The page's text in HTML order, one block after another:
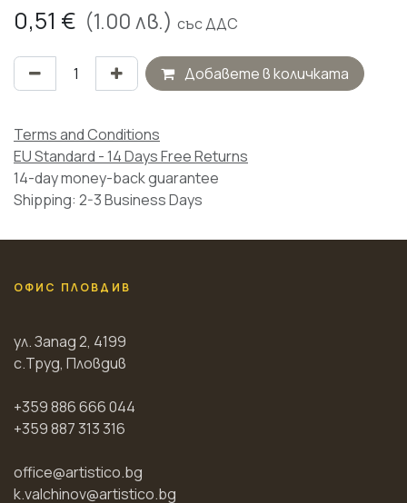
0,51 € (1.00лв.) със ДДС
Добавете в количката
Terms and Conditions
EU Standard - 14 Days Free Returns
14-day money-back guarantee
Shipping: 2-3 Business Days
ОФИС ПЛОВДИВ
ул. Запад 2, 4199
с.Труд, Пловдив
+359 886 666 044
+359 887 313 316
office@artistico.bg
k.valchinov@artistico.bg